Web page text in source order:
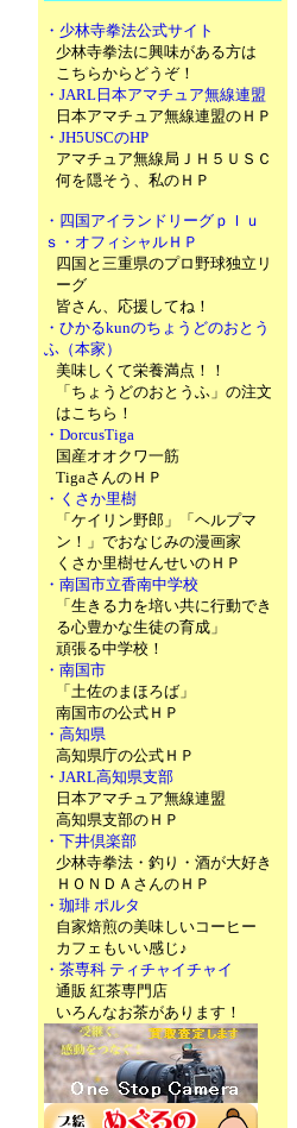
・少林寺拳法公式サイト
少林寺拳法に興味がある方は
こちらからどうぞ！
・JARL日本アマチュア無線連盟
日本アマチュア無線連盟のＨＰ
・JH5USCのHP
アマチュア無線局ＪＨ５ＵＳＣ
何を隠そう、私のＨＰ
・四国アイランドリーグｐｌｕ
ｓ・オフィシャルＨＰ
四国と三重県のプロ野球独立リ
ーグ
皆さん、応援してね！
・ひかるkunのちょうどのおとう
ふ（本家）
美味しくて栄養満点！！
「ちょうどのおとうふ」の注文
はこちら！
・DorcusTiga
国産オオクワ一筋
TigaさんのＨＰ
・くさか里樹
「ケイリン野郎」「ヘルプマ
ン！」でおなじみの漫画家
くさか里樹せんせいのＨＰ
・南国市立香南中学校
「生きる力を培い共に行動でき
る心豊かな生徒の育成」
頑張る中学校！
・南国市
「土佐のまほろば」
南国市の公式ＨＰ
・高知県
高知県庁の公式ＨＰ
・JARL高知県支部
日本アマチュア無線連盟
高知県支部のＨＰ
・下井倶楽部
少林寺拳法・釣り・酒が大好き
ＨＯＮＤＡさんのＨＰ
・珈琲 ポルタ
自家焙煎の美味しいコーヒー
カフェもいい感じ♪
・茶専科 ティチャイチャイ
通販 紅茶専門店
いろんなお茶があります！